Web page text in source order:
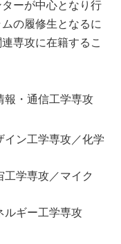
ーが中心となり行
の履修生となるに
専攻に在籍するこ
報・通信工学専攻
イン工学専攻／化学
学専攻／マイク
ルギー工学専攻